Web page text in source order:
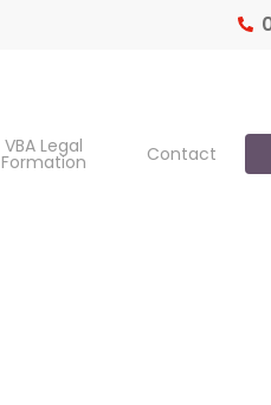
VBA Legal
Formation Contact